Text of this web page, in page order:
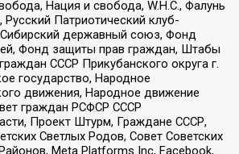
Нация и свобода, W.H.С., Фалунь
Патриотический клуб-
державный союз, Фонд
Фонд защиты прав граждан, Штабы
СССР Прикубанского округа г.
государство, Народное
движения, Народное движение
граждан РСФСР СССР
Проект Штурм, Граждане СССР,
Светлых Родов, Совет Советских
Meta Platforms Inc, Facebook,